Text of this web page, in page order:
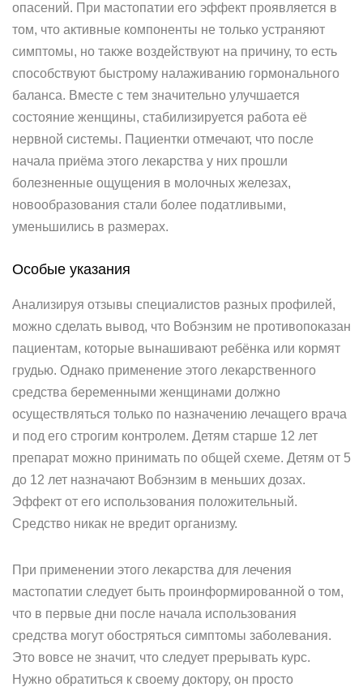
опасений. При мастопатии его эффект проявляется в
том, что активные компоненты не только устраняют
симптомы, но также воздействуют на причину, то есть
способствуют быстрому налаживанию гормонального
баланса. Вместе с тем значительно улучшается
состояние женщины, стабилизируется работа её
нервной системы. Пациентки отмечают, что после
начала приёма этого лекарства у них прошли
болезненные ощущения в молочных железах,
новообразования стали более податливыми,
уменьшились в размерах.
Особые указания
Анализируя отзывы специалистов разных профилей,
можно сделать вывод, что Вобэнзим не противопоказан
пациентам, которые вынашивают ребёнка или кормят
грудью. Однако применение этого лекарственного
средства беременными женщинами должно
осуществляться только по назначению лечащего врача
и под его строгим контролем. Детям старше 12 лет
препарат можно принимать по общей схеме. Детям от 5
до 12 лет назначают Вобэнзим в меньших дозах.
Эффект от его использования положительный.
Средство никак не вредит организму.
При применении этого лекарства для лечения
мастопатии следует быть проинформированной о том,
что в первые дни после начала использования
средства могут обостряться симптомы заболевания.
Это вовсе не значит, что следует прерывать курс.
Нужно обратиться к своему доктору, он просто